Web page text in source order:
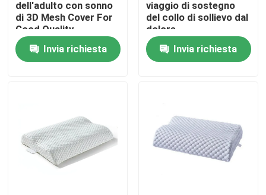
Casa
Chi siamo
dell'adulto con sonno
di 3D Mesh Cover For
Good Quality
Invia richiesta
viaggio di sostegno
del collo di sollievo dal
dolore
Invia richiesta